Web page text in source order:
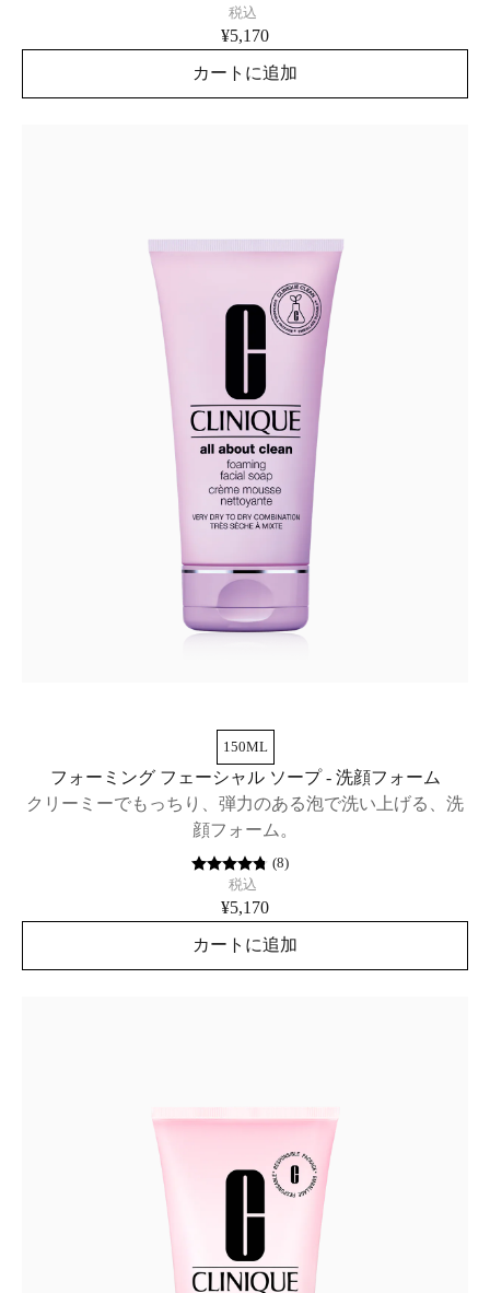
税込
¥5,170
カートに追加
150ML
フォーミング フェーシャル ソープ - 洗顔フォーム
クリーミーでもっちり、弾力のある泡で洗い上げる、洗
顔フォーム。
(8)
税込
¥5,170
カートに追加